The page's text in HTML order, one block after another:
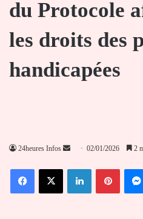
du Protocole
les droits des
handicapées
24heures Infos
Envoyer
courriel
02/01/2026 2
FacebookX Linkedin